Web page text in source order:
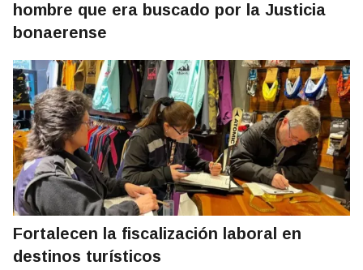
hombre que era buscado por la Justicia
bonaerense
Fortalecen la fiscalización laboral en
destinos turísticos